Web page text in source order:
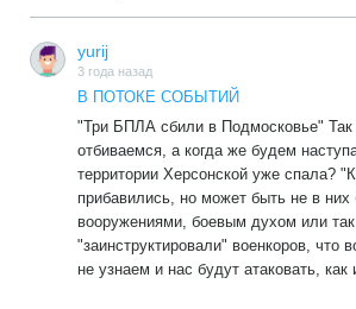
yurij
3 года назад
В ПОТОКЕ СОБЫТИЙ
"Три БПЛА сбили в Подмосковье"
отбиваемся, а когда же будем
территории Херсонской уже спала?
прибавились, но может быть не в
вооружениями, боевым духом или так
"заинструктировали" военкоров, что
не узнаем и нас будут атаковать, как